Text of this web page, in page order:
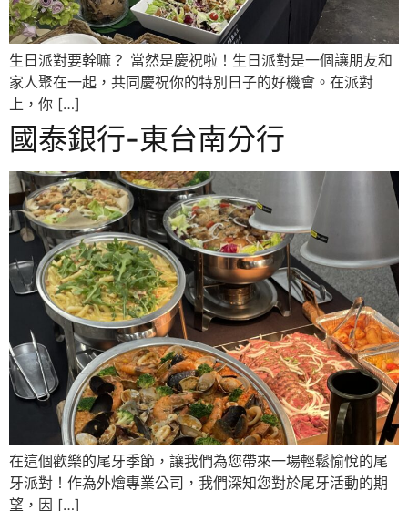
生日派對要幹嘛？ 當然是慶祝啦！生日派對是一個讓朋友和
家人聚在一起，共同慶祝你的特別日子的好機會。在派對
上，你 […]
國泰銀行-東台南分行
在這個歡樂的尾牙季節，讓我們為您帶來一場輕鬆愉悅的尾
牙派對！作為外燴專業公司，我們深知您對於尾牙活動的期
望，因 […]